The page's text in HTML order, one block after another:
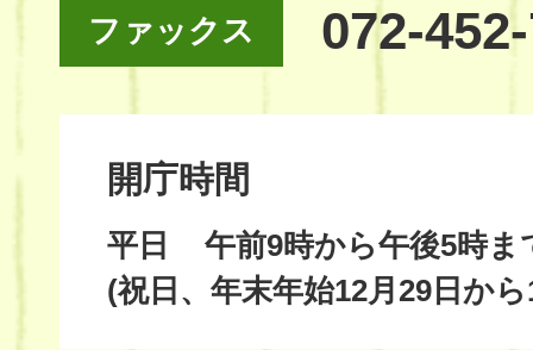
ファックス 072-
開庁時間
平日
午前9時から午後5時ま
(祝日、年末年始12月29日か